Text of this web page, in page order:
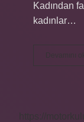
Kadından
kadınlar…
Devamını
https://